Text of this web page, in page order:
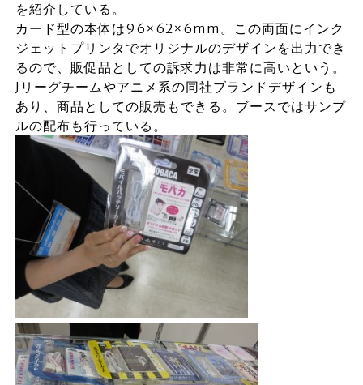
を紹介している。
カード型の本体は96×62×6mm。この両面にインク
ジェットプリンタでオリジナルのデザインを出力でき
るので、販促品としての訴求力は非常に高いという。
Jリーグチームやアニメ系の同社ブランドデザインも
あり、商品としての販売もできる。ブースではサンプ
ルの配布も行っている。